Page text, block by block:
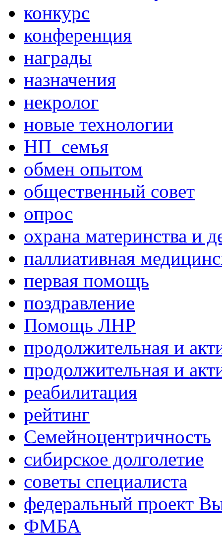
конкурс
конференция
награды
назначения
некролог
новые технологии
НП_семья
обмен опытом
общественный совет
опрос
охрана материнства и
паллиативная
первая помощь
поздравление
Помощь ЛНР
продолжительная и
продолжительная и
реабилитация
рейтинг
Семейноцентричность
сибирское долголетие
советы специалиста
федеральный проект
ФМБА